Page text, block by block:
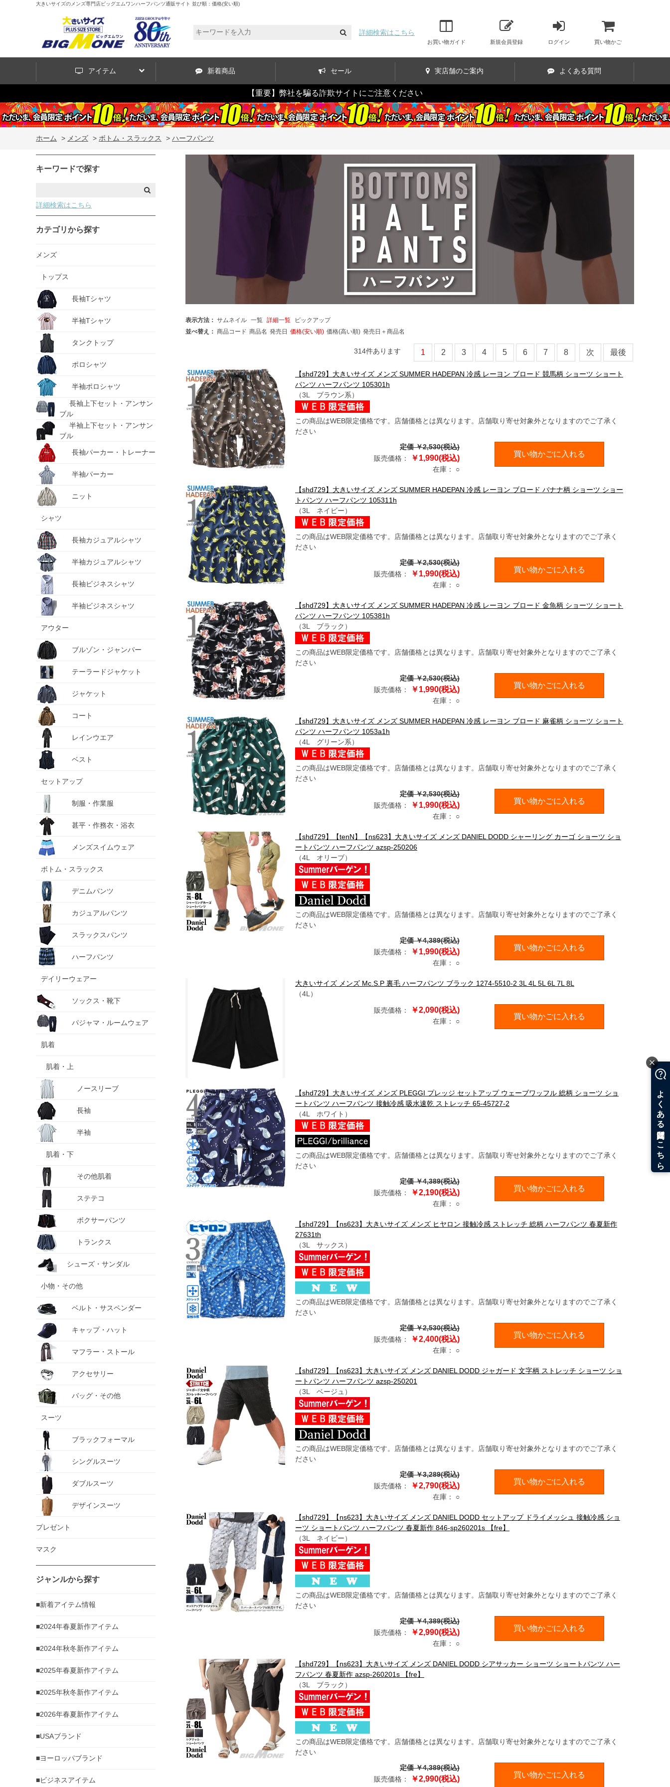
大きいサイズのメンズ専門店ビッグエムワンハーフパンツ通販サイト 並び順：価格(安い順)
詳細検索はこちら
お買い物ガイド 新規会員登録 ログイン 買い物かご
アイテム 新着商品 セール 実店舗のご案内 よくある質問
【重要】弊社を騙る詐欺サイトにご注意ください
ホーム > メンズ > ボトム・スラックス > ハーフパンツ
キーワードで探す
詳細検索はこちら
カテゴリから探す
メンズ
トップス
長袖Tシャツ
半袖Tシャツ
タンクトップ
ポロシャツ
半袖ポロシャツ
長袖上下セット・アンサン
ブル
半袖上下セット・アンサン
ブル
長袖パーカー・トレーナー
半袖パーカー
ニット
シャツ
長袖カジュアルシャツ
半袖カジュアルシャツ
長袖ビジネスシャツ
半袖ビジネスシャツ
アウター
ブルゾン・ジャンパー
テーラードジャケット
ジャケット
コート
レインウエア
ベスト
セットアップ
制服・作業服
甚平・作務衣・浴衣
メンズスイムウェア
ボトム・スラックス
デニムパンツ
カジュアルパンツ
スラックスパンツ
ハーフパンツ
デイリーウェアー
ソックス・靴下
パジャマ・ルームウェア
肌着
肌着・上
ノースリーブ
長袖
半袖
肌着・下
その他肌着
ステテコ
ボクサーパンツ
トランクス
シューズ・サンダル
小物・その他
ベルト・サスペンダー
キャップ・ハット
マフラー・ストール
アクセサリー
バッグ・その他
スーツ
ブラックフォーマル
シングルスーツ
ダブルスーツ
デザインスーツ
プレゼント
マスク
ジャンルから探す
■新着アイテム情報
■2024年春夏新作アイテム
■2024年秋冬新作アイテム
■2025年春夏新作アイテム
■2025年秋冬新作アイテム
■2026年春夏新作アイテム
■USAブランド
■ヨーロッパブランド
■ビジネスアイテム
表示方法： サムネイル 一覧 詳細一覧
ピックアップ
並べ替え： 商品コード 商品名 発売日 価格(安い順) 価格(高い順) 発売日＋商品名
314件あります 1 2 3 4 5 6 7 8 次 最後
【shd729】大きいサイズ メンズ SUMMER HADEPAN 冷感 レーヨン ブロード 競馬柄 ショーツ ショート
パンツ ハーフパンツ 105301h
（3L ブラウン系）
この商品はWEB限定価格です。店舗価格とは異なります。店舗取り寄せ対象外となりますのでご了承く
ださい
定価 ￥2,530(税込)
販売価格：
￥1,990(税込)
在庫： ○
買い物かごに入れる
【shd729】大きいサイズ メンズ SUMMER HADEPAN 冷感 レーヨン ブロード バナナ柄 ショーツ ショー
トパンツ ハーフパンツ 105311h
（3L ネイビー）
この商品はWEB限定価格です。店舗価格とは異なります。店舗取り寄せ対象外となりますのでご了承く
ださい
定価 ￥2,530(税込)
販売価格：
￥1,990(税込)
在庫： ○
買い物かごに入れる
【shd729】大きいサイズ メンズ SUMMER HADEPAN 冷感 レーヨン ブロード 金魚柄 ショーツ ショート
パンツ ハーフパンツ 105381h
（3L ブラック）
この商品はWEB限定価格です。店舗価格とは異なります。店舗取り寄せ対象外となりますのでご了承く
ださい
定価 ￥2,530(税込)
販売価格：
￥1,990(税込)
在庫： ○
買い物かごに入れる
【shd729】大きいサイズ メンズ SUMMER HADEPAN 冷感 レーヨン ブロード 麻雀柄 ショーツ ショート
パンツ ハーフパンツ 1053a1h
（4L グリーン系）
この商品はWEB限定価格です。店舗価格とは異なります。店舗取り寄せ対象外となりますのでご了承く
ださい
定価 ￥2,530(税込)
販売価格：
￥1,990(税込)
在庫： ○
買い物かごに入れる
【shd729】【tenN】【ns623】大きいサイズ メンズ DANIEL DODD シャーリング カーゴ ショーツ ショ
ートパンツ ハーフパンツ azsp-250206
（4L オリーブ）
この商品はWEB限定価格です。店舗価格とは異なります。店舗取り寄せ対象外となりますのでご了承く
ださい
定価 ￥4,389(税込)
販売価格：
￥1,990(税込)
在庫： ○
買い物かごに入れる
大きいサイズ メンズ Mc.S.P 裏毛 ハーフパンツ ブラック 1274-5510-2 3L 4L 5L 6L 7L 8L
（4L）
販売価格： ￥2,090(税込)
在庫： ○
買い物かごに入れる
【shd729】大きいサイズ メンズ PLEGGI プレッジ セットアップ ウェーブワッフル 総柄 ショーツ ショ
ートパンツ ハーフパンツ 接触冷感 吸水速乾 ストレッチ 65-45727-2
（4L ホワイト）
この商品はWEB限定価格です。店舗価格とは異なります。店舗取り寄せ対象外となりますのでご了承く
ださい
定価 ￥4,389(税込)
販売価格：
￥2,190(税込)
在庫： ○
買い物かごに入れる
【shd729】【ns623】大きいサイズ メンズ ヒヤロン 接触冷感 ストレッチ 総柄 ハーフパンツ 春夏新作
27631th
（3L サックス）
この商品はWEB限定価格です。店舗価格とは異なります。店舗取り寄せ対象外となりますのでご了承く
ださい
定価 ￥2,530(税込)
販売価格：
￥2,400(税込)
在庫： ○
買い物かごに入れる
【shd729】【ns623】大きいサイズ メンズ DANIEL DODD ジャガード 文字柄 ストレッチ ショーツ ショ
ートパンツ ハーフパンツ azsp-250201
（3L ベージュ）
この商品はWEB限定価格です。店舗価格とは異なります。店舗取り寄せ対象外となりますのでご了承く
ださい
定価 ￥3,289(税込)
販売価格：
￥2,790(税込)
在庫： ○
買い物かごに入れる
【shd729】【ns623】大きいサイズ メンズ DANIEL DODD セットアップ ドライメッシュ 接触冷感 ショ
ーツ ショートパンツ ハーフパンツ 春夏新作 846-sp260201s 【fre】
（3L ネイビー）
この商品はWEB限定価格です。店舗価格とは異なります。店舗取り寄せ対象外となりますのでご了承く
ださい
定価 ￥4,389(税込)
販売価格：
￥2,990(税込)
在庫： ○
買い物かごに入れる
【shd729】【ns623】大きいサイズ メンズ DANIEL DODD シアサッカー ショーツ ショートパンツ ハー
フパンツ 春夏新作 azsp-260201s 【fre】
（3L ブラック）
この商品はWEB限定価格です。店舗価格とは異なります。店舗取り寄せ対象外となりますのでご了承く
ださい
定価 ￥4,389(税込)
販売価格：
￥2,990(税込) 買い物かごに入れる